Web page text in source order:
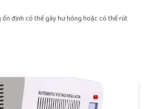
định có thể gây hư hỏng hoặc có thể rút